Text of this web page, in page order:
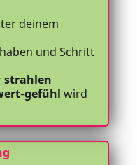
deinem
haben und Schritt
strahlen
gefühl wird